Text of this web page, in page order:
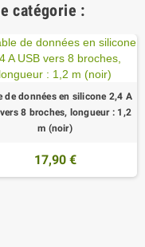
catégorie :
de données en silicone 2,4 A
8 broches, longueur : 1,2
m (noir)
17,90 €